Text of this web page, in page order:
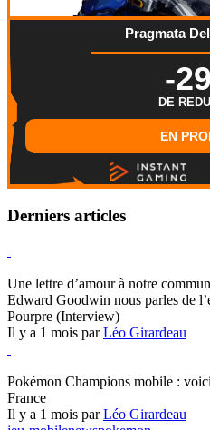
Pragmata
-
DE
EN
Derniers articles
Une lettre d’amour à notre
Edward Goodwin nous parles de
Pourpre (Interview)
Il y a 1 mois parLéo Girardeau
Pokémon Champions mobile :
France
Il y a 1 mois parLéo Girardeau